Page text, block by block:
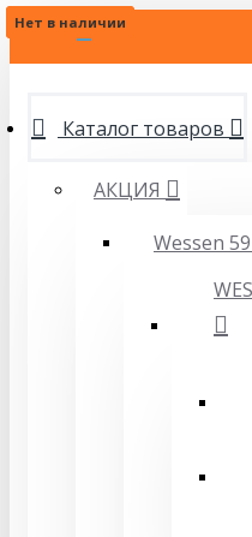
МЕНЮ
Каталог товаров
АКЦИЯ
Wessen
Нет в наличии
Нет в наличии
Нет в наличии